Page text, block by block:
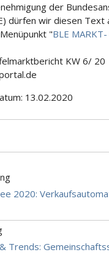
der
dürfen wir diesen
"BLE
KW 6/ 20
13.02.2020
2020:
Trends: